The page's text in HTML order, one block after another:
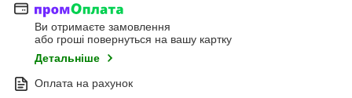
Ви отримаєте замовлення
або гроші повернуться на вашу картку
Детальніше
Оплата на рахунок